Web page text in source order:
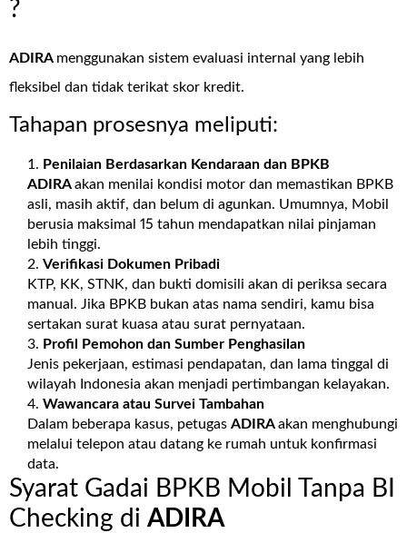
?
ADIRA menggunakan sistem evaluasi internal yang lebih
fleksibel dan tidak terikat skor kredit.
Tahapan prosesnya meliputi:
Penilaian Berdasarkan Kendaraan dan BPKB
ADIRAakan menilai kondisi motor dan memastikan BPKB
asli, masih aktif, dan belum di agunkan. Umumnya, Mobil
berusia maksimal 15 tahun mendapatkan nilai pinjaman
lebih tinggi.
Verifikasi Dokumen Pribadi
KTP, KK, STNK, dan bukti domisili akan di periksa secara
manual. Jika BPKB bukan atas nama sendiri, kamu bisa
sertakan surat kuasa atau surat pernyataan.
Profil Pemohon dan Sumber Penghasilan
Jenis pekerjaan, estimasi pendapatan, dan lama tinggal di
wilayah Indonesia akan menjadi pertimbangan kelayakan.
Wawancara atau Survei Tambahan
Dalam beberapa kasus, petugas ADIRAakan menghubungi
melalui telepon atau datang ke rumah untuk konfirmasi
data.
Syarat Gadai BPKB Mobil Tanpa BI
Checking di ADIRA